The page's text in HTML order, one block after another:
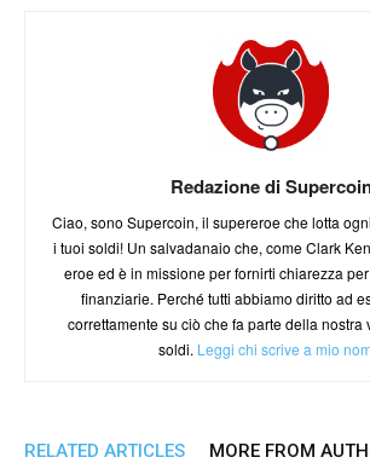
Redazione di
Ciao, sono Supercoin, il supereroe che lotta
i tuoi soldi! Un salvadanaio che, come Clark
eroe ed è in missione per fornirti chiarezza
finanziarie. Perché tutti abbiamo diritto ad
correttamente su ciò che fa parte della nostra
soldi. Leggi chi scrive a mio
RELATED ARTICLES MORE FROM